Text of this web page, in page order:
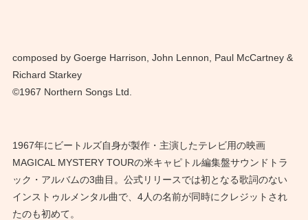
composed by Goerge Harrison, John Lennon, Paul McCartney &
Richard Starkey
©1967 Northern Songs Ltd.
1967年にビートルズ自身が製作・主演したテレビ用の映画
MAGICAL MYSTERY TOURの米キャピトル編集盤サウンドトラ
ック・アルバムの3曲目。公式リリースでは初となる歌詞のない
インストゥルメンタル曲で、4人の名前が同時にクレジットされ
たのも初めて。